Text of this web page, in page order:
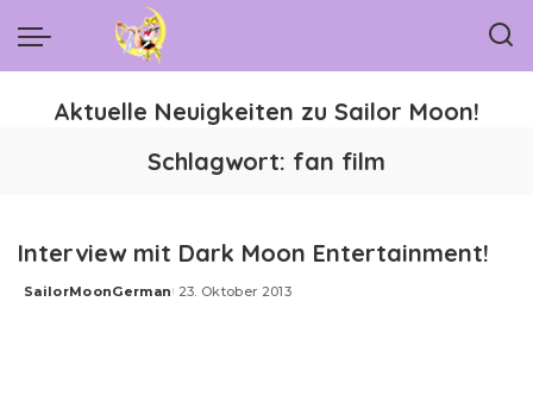
Aktuelle Neuigkeiten zu Sailor Moon!
Schlagwort: fan film
Interview mit Dark Moon Entertainment!
Posted
SailorMoonGerman 23. Oktober 2013